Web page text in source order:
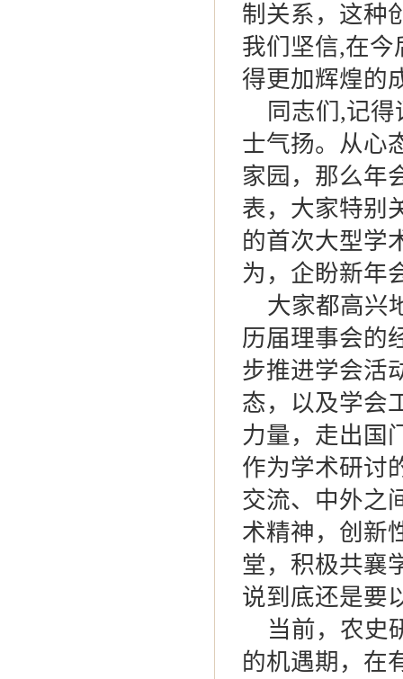
制关系，这种
我们坚信,在
得更加辉煌的
同志们,记得
士气扬。从心
家园，那么年
表，大家特别
的首次大型学
为，企盼新年
大家都高兴
历届理事会的
步推进学会活
态，以及学会
力量，走出国
作为学术研讨
交流、中外之
术精神，创新
堂，积极共襄
说到底还是要
当前，农史
的机遇期，在